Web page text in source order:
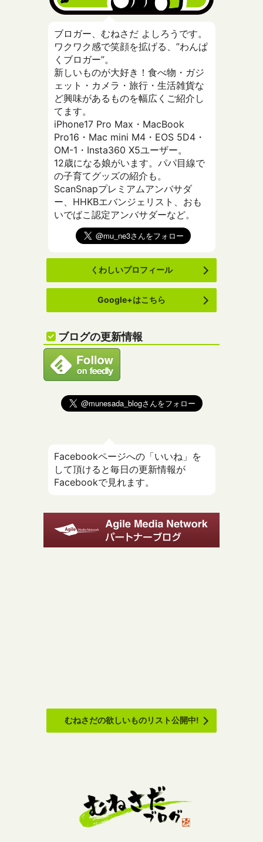
ブロガー、むねさだ よしろうです。
ワクワク感で笑顔を拡げる、”わんぱ
くブロガー”。
新しいものが大好き！食べ物・ガジ
ェット・カメラ・旅行・生活雑貨な
ど興味があるものを幅広くご紹介し
てます。
iPhone17 Pro Max・MacBook
Pro16・Mac mini M4・EOS 5D4・
OM-1・Insta360 X5ユーザー。
12歳になる娘がいます。パパ目線で
の子育てグッズの紹介も。
ScanSnapプレミアムアンバサダ
ー、HHKBエバンジェリスト、おも
いでばこ認定アンバサダーなど。
くわしいプロフィール
Google+はこちら
ブログの更新情報
Facebookページへの「いいね」を
して頂けると毎日の更新情報が
Facebookで見れます。
むねさだの欲しいものリスト公開中!